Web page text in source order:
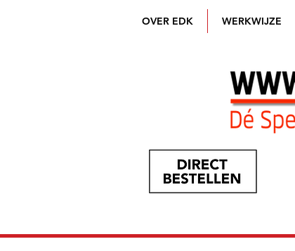
OVER EDK WERKWIJZE